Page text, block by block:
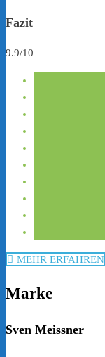
Fazit
9.9/10
MEHR ERFAHREN
Marke
Sven Meissner